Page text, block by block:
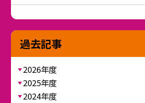
過去記事
2026年度
2025年度
2024年度